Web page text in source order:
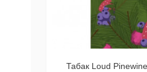
Табак Loud